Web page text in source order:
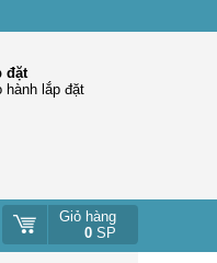
đặt
hành lắp đặt
Giỏ hàng
0 SP